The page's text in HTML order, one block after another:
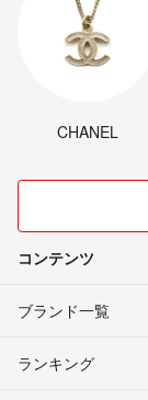
CHANEL
コンテンツ
ブランド一覧
ランキング